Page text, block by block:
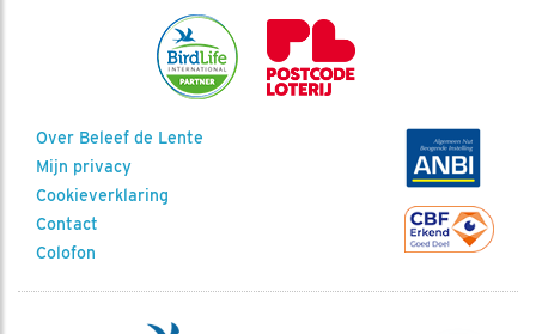
Over Beleef de Lente
Mijn privacy
Cookieverklaring
Contact
Colofon